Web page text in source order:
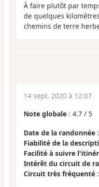
À faire plutôt par
de quelques
chemins de terre
14 sept. 2020 à 12:07
Note globale : 4.7 / 5
Date de la randonnée
Fiabilité de la
Facilité à suivre
Intérêt du circuit de
Circuit très fréquenté